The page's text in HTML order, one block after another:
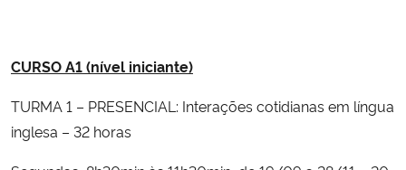
Ministério da Mulher, da Família e dos Direitos Humanos
CURSO A1 (nível iniciante)
TURMA 1 – PRESENCIAL: Interações cotidianas em língua
inglesa – 32 horas